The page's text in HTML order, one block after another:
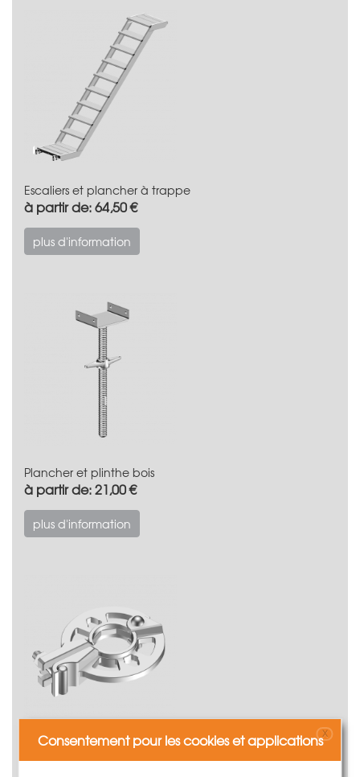
Escaliers et plancher à trappe
à partir de: 64,50 €
plus d'information
Plancher et plinthe bois
à partir de: 21,00 €
plus d'information
Consentement pour les cookies et applicationsX